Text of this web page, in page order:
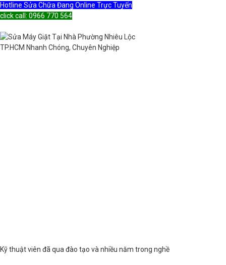
Hotline Sửa Chữa Đang Online Trực Tuyến
click call: 0966 770 564
Kỹ thuật viên đã qua đào tạo và nhiều năm trong nghề